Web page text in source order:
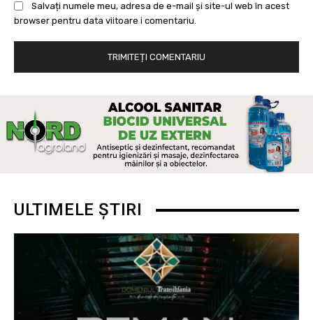
Salvați numele meu, adresa de e-mail și site-ul web în acest
browser pentru data viitoare i comentariu.
ULTIMELE ȘTIRI